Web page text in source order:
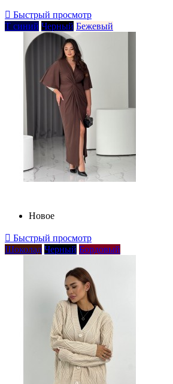
 Быстрый просмотр
Т синий Черный Бежевый
Новое
 Быстрый просмотр
Шоколад Черный Бордовый